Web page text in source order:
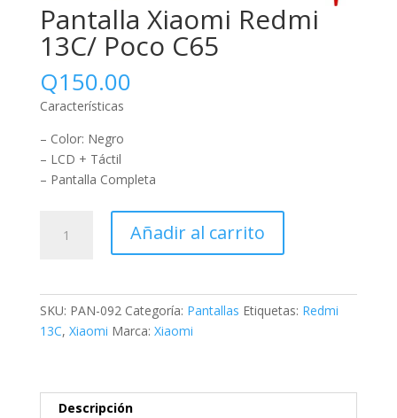
Pantalla Xiaomi Redmi
13C/ Poco C65
Q150.00
Características
– Color: Negro
– LCD + Táctil
– Pantalla Completa
Añadir al carrito
SKU: PAN-092 Categoría: Pantallas Etiquetas: Redmi
13C, Xiaomi Marca: Xiaomi
Descripción